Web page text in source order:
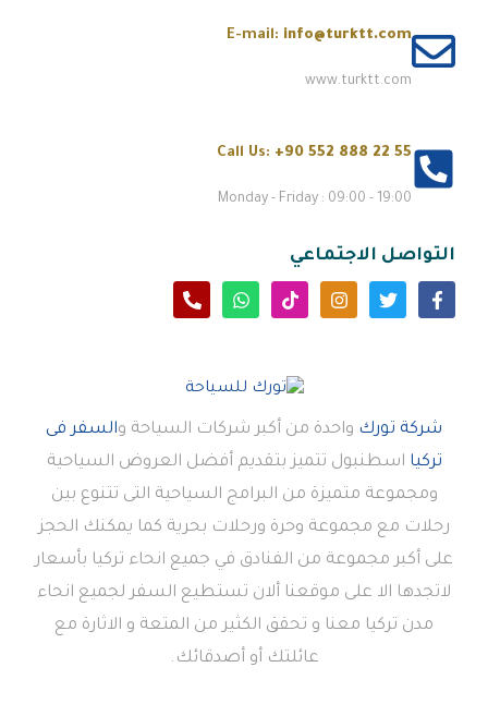
E-mail: info@turktt.com
www.turktt.com
Call Us: +90 552 888 22 55
Monday - Friday : 09:00 - 19:00
التواصل الاجتماعي
شركة تورك واحدة من أكبر شركات السياحة والسفر فى
تركيا اسطنبول تتميز بتقديم أفضل العروض السياحية
ومجموعة متميزة من البرامج السياحية التى تتنوع بين
رحلات مع مجموعة وحرة ورحلات بحرية كما يمكنك الحجز
على أكبر مجموعة من الفنادق في جميع انحاء تركيا بأسعار
لاتجدها الا على موقعنا ألان تستطيع السفر لجميع انحاء
مدن تركيا معنا و تحقق الكثير من المتعة و الاثارة مع
عائلتك أو أصدقائك.